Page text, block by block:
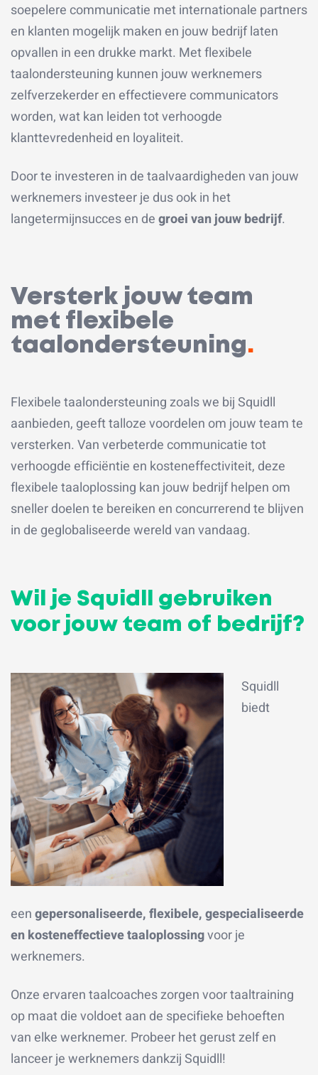
soepelere communicatie met internationale partners
en klanten mogelijk maken en jouw bedrijf laten
opvallen in een drukke markt. Met flexibele
taalondersteuning kunnen jouw werknemers
zelfverzekerder en effectievere communicators
worden, wat kan leiden tot verhoogde
klanttevredenheid en loyaliteit.
Door te investeren in de taalvaardigheden van jouw
werknemers investeer je dus ook in het
langetermijnsucces en degroei van jouw bedrijf.
Versterk jouw team
met flexibele
taalondersteuning.
Flexibele taalondersteuning zoals we bij Squidll
aanbieden, geeft talloze voordelen om jouw team te
versterken. Van verbeterde communicatie tot
verhoogde efficiëntie en kosteneffectiviteit, deze
flexibele taaloplossing kan jouw bedrijf helpen om
sneller doelen te bereiken en concurrerend te blijven
in de geglobaliseerde wereld van vandaag.
Wil je Squidll gebruiken
voor jouw team of bedrijf?
Squidll
biedt
eengepersonaliseerde, flexibele, gespecialiseerde
en kosteneffectieve taaloplossingvoor je
werknemers.
Onze ervaren taalcoaches zorgen voor taaltraining
op maat die voldoet aan de specifieke behoeften
van elke werknemer. Probeer het gerust zelf en
lanceer je werknemers dankzij Squidll!